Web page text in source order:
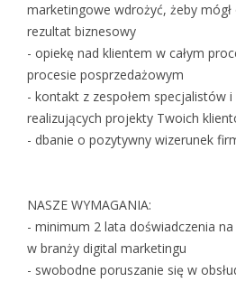
marketingowe wdrożyć, żeby
rezultat biznesowy
- opiekę nad klientem w całym
procesie posprzedażowym
- kontakt z zespołem specjalistów
realizujących projekty Twoich
- dbanie o pozytywny wizerunek
NASZE WYMAGANIA:
- minimum 2 lata doświadczenia
w branży digital marketingu
- swobodne poruszanie się w